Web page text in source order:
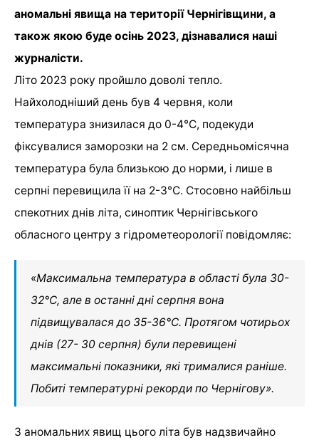
аномальні явища на території Чернігівщини, а
також якою буде осінь 2023, дізнавалися наші
журналісти.
Літо 2023 року пройшло доволі тепло.
Найхолодніший день був 4 червня, коли
температура знизилася до 0-4°C, подекуди
фіксувалися заморозки на 2 см. Середньомісячна
температура була близькою до норми, і лише в
серпні перевищила її на 2-3°C. Стосовно найбільш
спекотних днів літа, синоптик Чернігівського
обласного центру з гідрометеорології повідомляє:
«Максимальна температура в області була 30-
32°C, але в останні дні серпня вона
підвищувалася до 35-36°C. Протягом чотирьох
днів (27- 30 серпня) були перевищені
максимальні показники, які трималися раніше.
Побиті температурні рекорди по Чернігову».
З аномальних явищ цього літа був надзвичайно